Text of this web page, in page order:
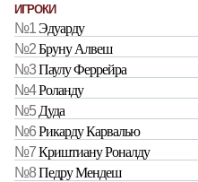
ИГРОКИ
№1Эдуарду
№2Бруну Алвеш
№3Паулу Феррейра
№4Роланду
№5 Дуда
№6Рикарду Карвалью
№7Криштиану Роналду
№8Педру Мендеш